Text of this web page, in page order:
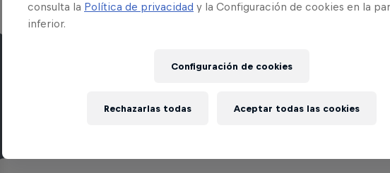
consulta la Política de privacidad y la Configuración de cookies en la
inferior.
Configuración de cookies
Rechazarlas todas Aceptar todas las cookies